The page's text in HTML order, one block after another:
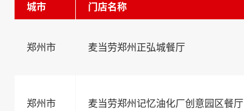
城市 门店名称
郑州市 麦当劳郑州正弘城餐厅
郑州市 麦当劳郑州记忆油化厂创意园区餐厅